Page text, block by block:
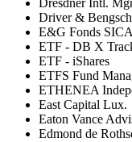
Driver &
E&G Fonds
ETF - DB X
ETF - iShares
ETFS Fund
ETHENEA
East Capital Lux.
Eaton Vance
Edmond de